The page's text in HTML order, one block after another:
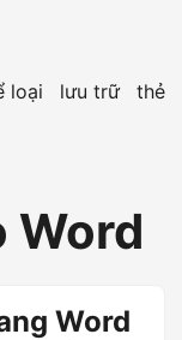
loại lưu trữ thẻ
Word
Word